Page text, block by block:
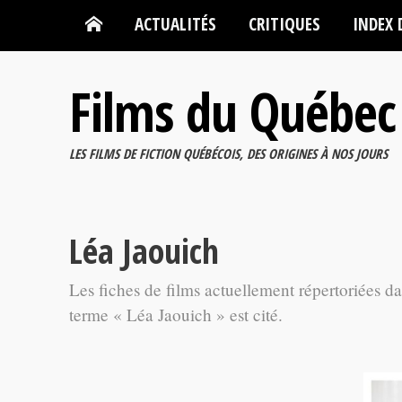
ACTUALITÉS CRITIQUES INDEX
Films du Québec
LES FILMS DE FICTION QUÉBÉCOIS, DES ORIGINES À NOS JOURS
Léa Jaouich
Les fiches de films actuellement répertoriées
terme « Léa Jaouich » est cité.